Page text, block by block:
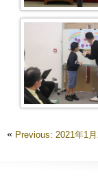
IMG 1718
« Previous: 2021年1